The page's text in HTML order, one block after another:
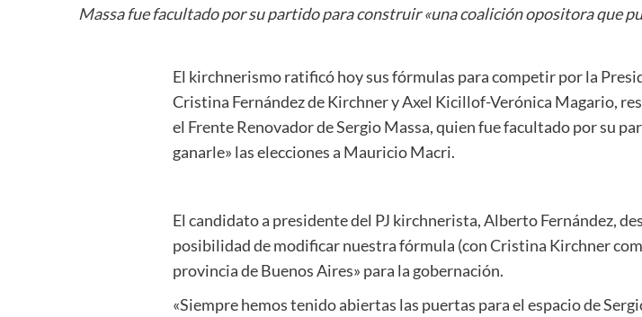
Massa fue facultado por su partido para construir «una coalición opositora que
El kirchnerismo ratificó hoy sus fórmulas para competir por la
Cristina Fernández de Kirchner y Axel Kicillof-Verónica Magario,
el Frente Renovador de Sergio Massa, quien fue facultado por su
ganarle» las elecciones a Mauricio Macri.
El candidato a presidente del PJ kirchnerista, Alberto Fernández,
posibilidad de modificar nuestra fórmula (con Cristina Kirchner
provincia de Buenos Aires» para la gobernación.
«Siempre hemos tenido abiertas las puertas para el espacio de